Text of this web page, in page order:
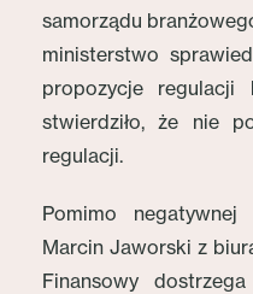
samorządu
ministerstwo
propozycje regulacji
stwierdziło, że nie
regulacji.
Pomimo negatywnej
Marcin Jaworski z
Finansowy